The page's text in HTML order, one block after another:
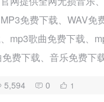
免费下载、WAV免
mp3歌曲免费下载、
费下载、音乐免费下
5,594 0 1